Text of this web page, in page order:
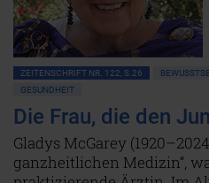
ZEITENSCHRIFT NR. 122, S.26
GESUNDHEIT
Die Frau, die den
Gladys McGarey
ganzheitlichen Medizin“,